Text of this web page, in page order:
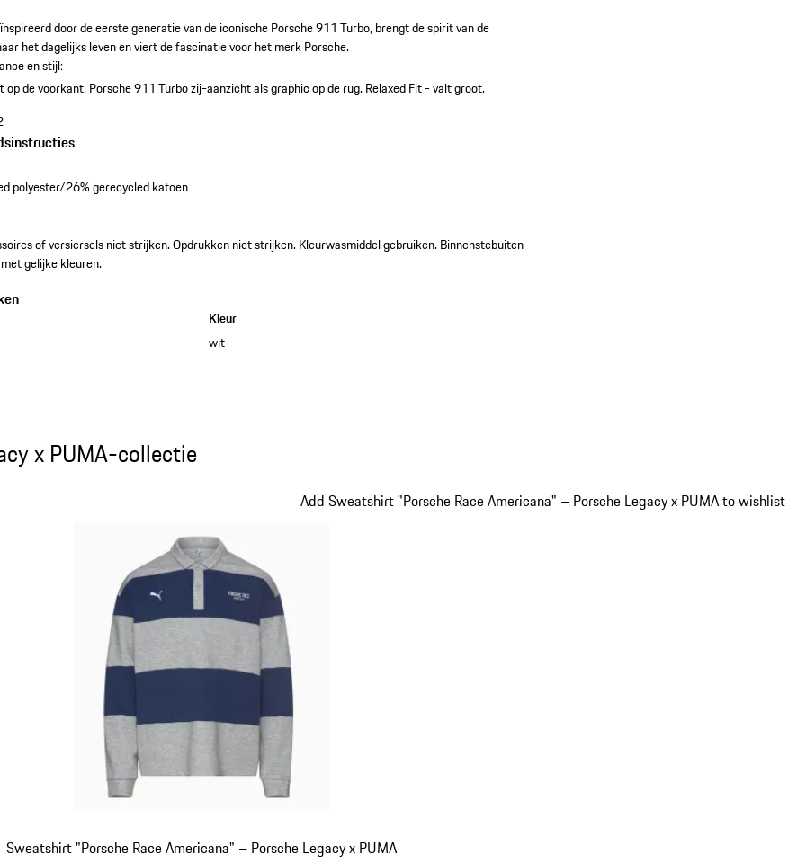
door de eerste generatie van de iconische Porsche 911 Turbo, brengt de spirit van de
het dagelijks leven en viert de fascinatie voor het merk Porsche.
en stijl:
op de voorkant.Porsche 911 Turbo zij-aanzicht als graphic op de rug.Relaxed Fit - valt groot.
polyester/26% gerecycled katoen
of versiersels niet strijken. Opdrukken niet strijken. Kleurwasmiddel gebruiken. Binnenstebuiten
gelijke kleuren.
Kleur
wit
x PUMA-collectie
x PUMA-collectie
Sweatshirt "Porsche Race Americana" – Porsche Legacy x PUMA
Add Sweatshirt "Porsche Race Americana" – Porsche Legacy x PUMA to wishlist